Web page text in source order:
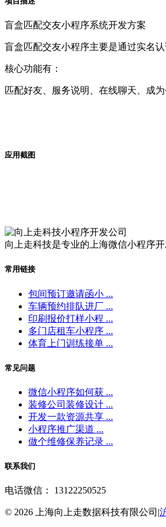
盲盒匹配交友小程序系统开发方案
盲盒匹配交友小程序主要是通过实名
核心功能有：
匹配好友、服务说明、在线聊天、成
应用截图
向上走科技是专业的上海微信小程序
常用链接
包间预订邀请函小 ...
车辆预约排队进厂 ...
印刷报价打样小程 ...
多门店租车小程序 ...
体育上门训练接单 ...
常见问题
微信小程序如何获 ...
装修公司装修设计 ...
开发一款资源共享 ...
小程序推广渠道 ...
做个维修保养记录 ...
联系我们
电话微信： 13122250525
© 2026 上海向上走数据科技有限公司|